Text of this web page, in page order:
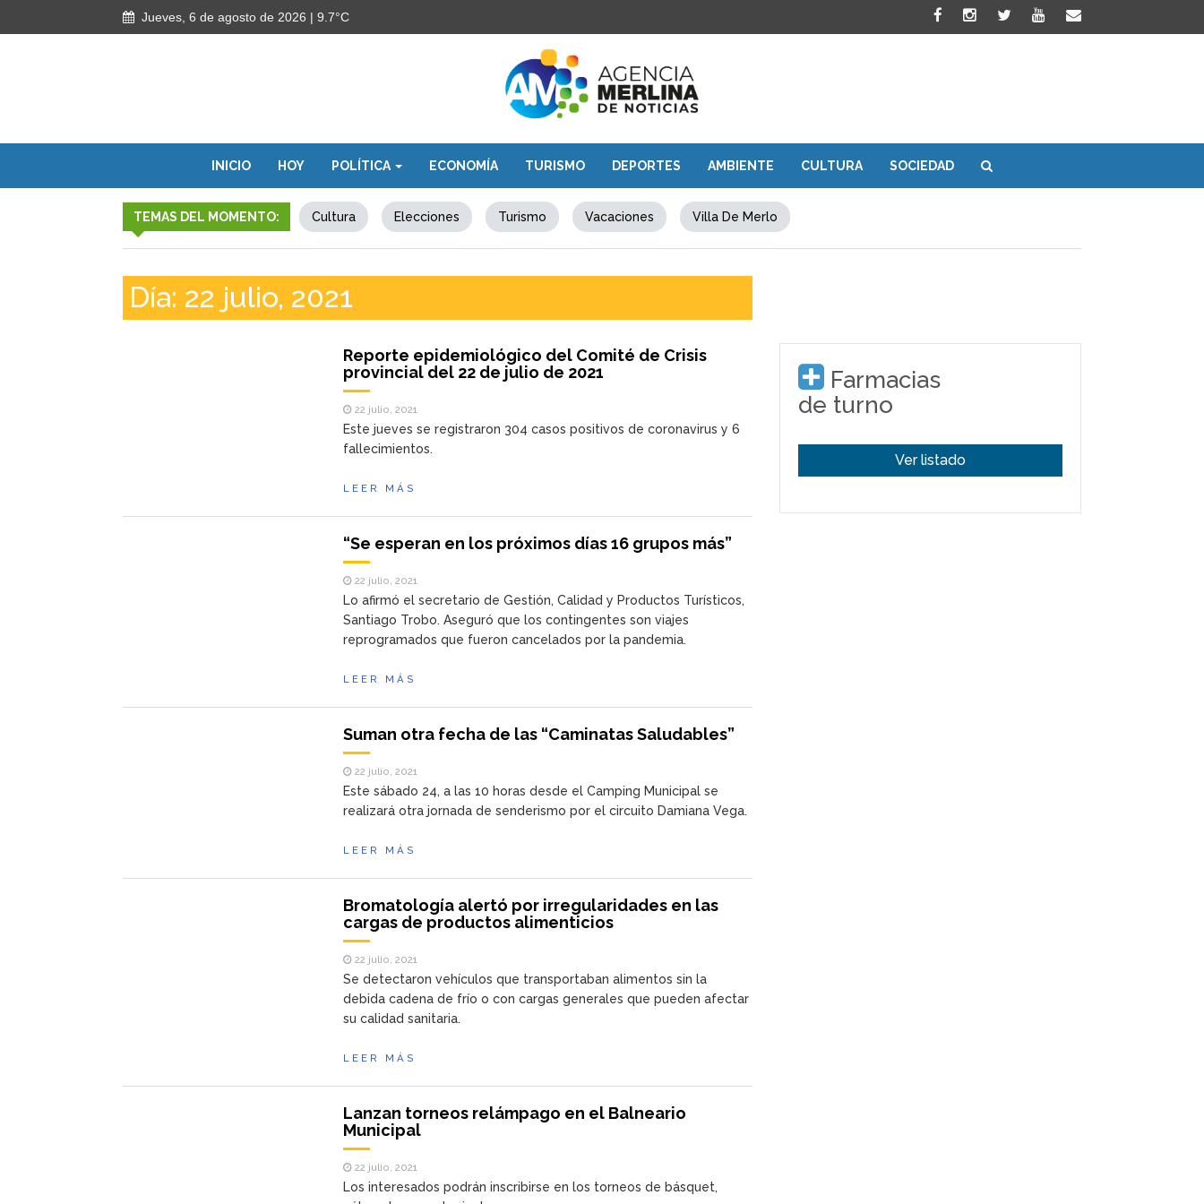
Jueves, 6 de agosto de 2026 | 9.7°C
INICIO HOY POLÍTICA ECONOMÍA TURISMO DEPORTES AMBIENTE CULTURA SOCIEDAD
TEMAS DEL MOMENTO: Cultura Elecciones Turismo Vacaciones Villa De Merlo
Día: 22 julio, 2021
Reporte epidemiológico del Comité de Crisis
provincial del 22 de julio de 2021
22 julio, 2021
Este jueves se registraron 304 casos positivos de coronavirus y 6
fallecimientos.
LEER MÁS
“Se esperan en los próximos días 16 grupos más”
22 julio, 2021
Lo afirmó el secretario de Gestión, Calidad y Productos Turísticos,
Santiago Trobo. Aseguró que los contingentes son viajes
reprogramados que fueron cancelados por la pandemia.
LEER MÁS
Suman otra fecha de las “Caminatas Saludables”
22 julio, 2021
Este sábado 24, a las 10 horas desde el Camping Municipal se
realizará otra jornada de senderismo por el circuito Damiana Vega.
LEER MÁS
Bromatología alertó por irregularidades en las
cargas de productos alimenticios
22 julio, 2021
Se detectaron vehículos que transportaban alimentos sin la
debida cadena de frío o con cargas generales que pueden afectar
su calidad sanitaria.
LEER MÁS
Lanzan torneos relámpago en el Balneario
Municipal
22 julio, 2021
Los interesados podrán inscribirse en los torneos de básquet,
Farmacias
de turno
Ver listado